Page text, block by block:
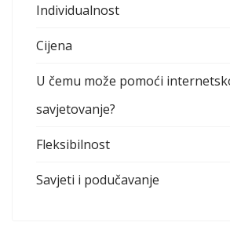
Individualnost
Cijena
U čemu može pomoći
savjetovanje?
Fleksibilnost
Savjeti i podučavanje